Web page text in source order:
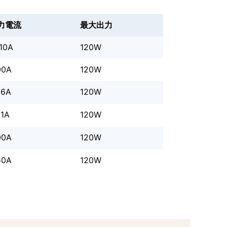
電流 最大出力
120W
120W
120W
120W
120W
120W